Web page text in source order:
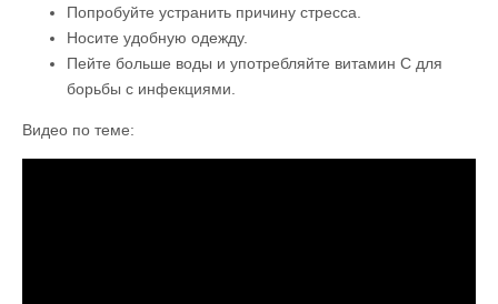
Попробуйте устранить причину стресса.
Носите удобную одежду.
Пейте больше воды и употребляйте витамин С для
борьбы с инфекциями.
Видео по теме: